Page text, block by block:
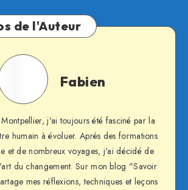
de l'Auteur
Fabien
Fabien
j'ai toujours été fasciné par la
humain à évoluer. Après des formations
et de nombreux voyages, j'ai décidé de
du changement. Sur mon blog "Savoir
mes réflexions, techniques et leçons